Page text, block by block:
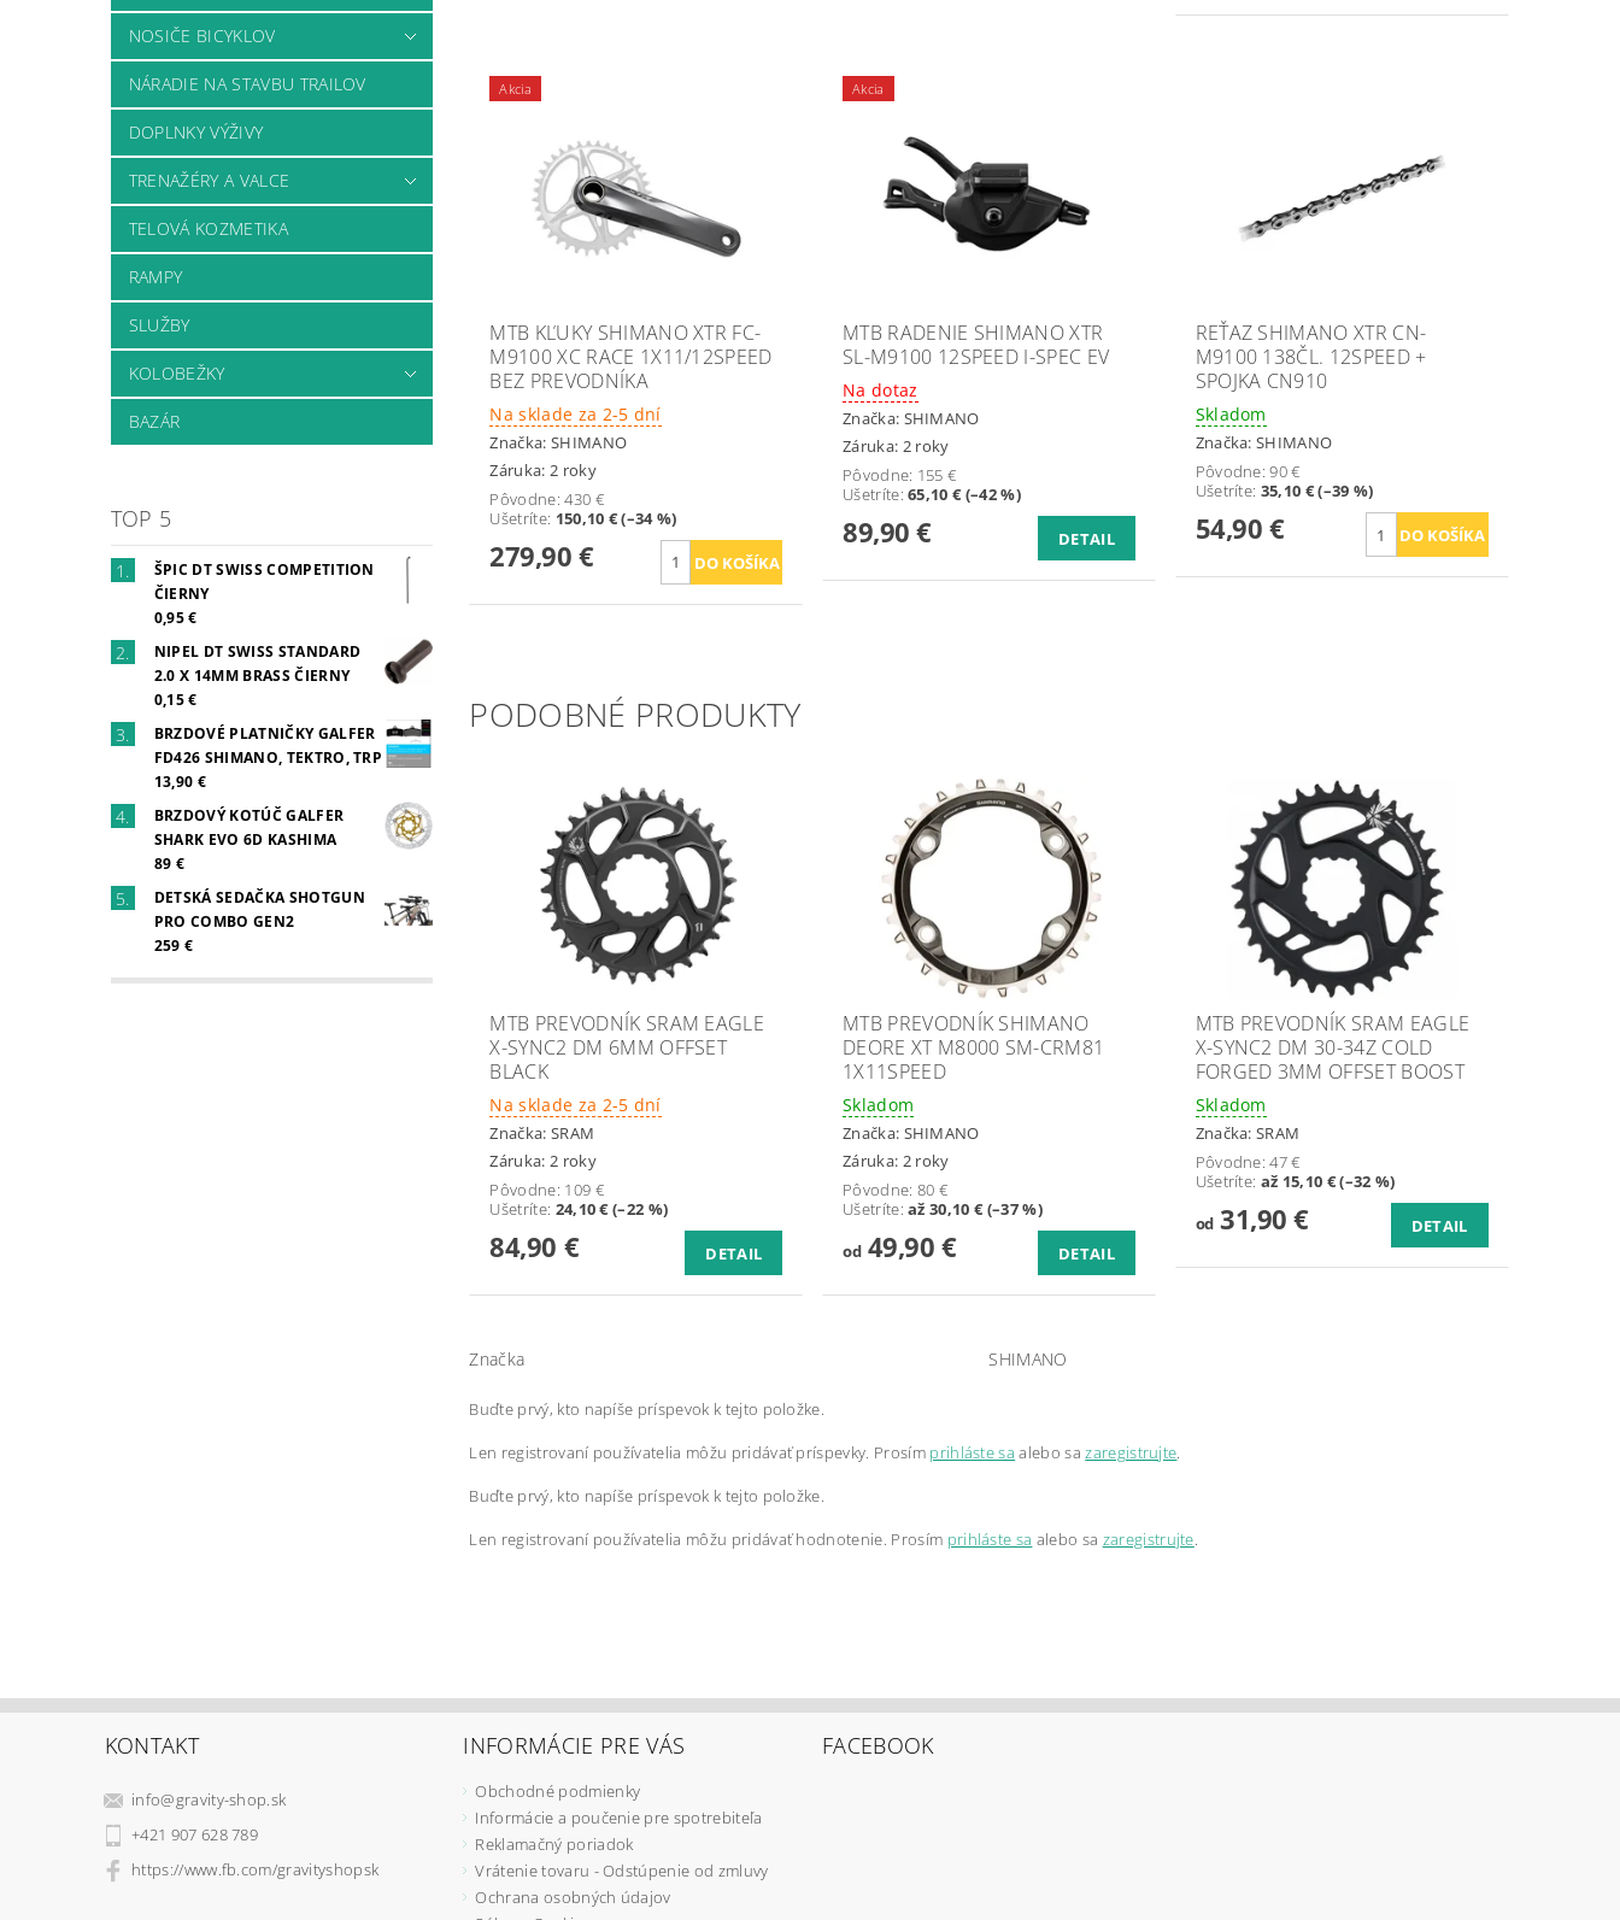
NOSIČE BICYKLOV
NÁRADIE NA STAVBU TRAILOV
DOPLNKY VÝŽIVY
TRENAŽÉRY A VALCE
TELOVÁ KOZMETIKA
RAMPY
SLUŽBY
KOLOBEŽKY
BAZÁR
TOP 5
ŠPIC DT SWISS COMPETITION
ČIERNY
0,95 €
NIPEL DT SWISS STANDARD
2.0 X 14MM BRASS ČIERNY
0,15 €
BRZDOVÉ PLATNIČKY GALFER
FD426 SHIMANO, TEKTRO, TRP
13,90 €
BRZDOVÝ KOTÚČ GALFER
SHARK EVO 6D KASHIMA
89 €
DETSKÁ SEDAČKA SHOTGUN
PRO COMBO GEN2
259 €
Akcia
MTB KĽUKY SHIMANO XTR FC-
M9100 XC RACE 1X11/12SPEED
BEZ PREVODNÍKA
Na sklade za 2-5 dní
Značka: SHIMANO
Záruka: 2 roky
Pôvodne:430 €
Ušetríte: 150,10 € (–34 %)
279,90 €
Akcia
MTB RADENIE SHIMANO XTR
SL-M9100 12SPEED I-SPEC EV
Na dotaz
Značka: SHIMANO
Záruka: 2 roky
Pôvodne: 155 €
Ušetríte:65,10 € (–42 %)
89,90 € DETAIL
REŤAZ SHIMANO XTR CN-
M9100 138ČL. 12SPEED +
SPOJKA CN910
Skladom
Značka:SHIMANO
Pôvodne:90 €
Ušetríte: 35,10 € (–39 %)
54,90 €
PODOBNÉ PRODUKTY
MTB PREVODNÍK SRAM EAGLE
X-SYNC2 DM 6MM OFFSET
BLACK
Na sklade za 2-5 dní
Značka: SRAM
Záruka: 2 roky
Pôvodne: 109 €
Ušetríte: 24,10 € (–22 %)
84,90 € DETAIL
MTB PREVODNÍK SHIMANO
DEORE XT M8000 SM-CRM81
1X11SPEED
Skladom
Značka: SHIMANO
Záruka: 2 roky
Pôvodne: 80 €
Ušetríte:až 30,10 € (–37 %)
od49,90 € DETAIL
MTB PREVODNÍK SRAM EAGLE
X-SYNC2 DM 30-34Z COLD
FORGED 3MM OFFSET BOOST
Skladom
Značka:SRAM
Pôvodne:47 €
Ušetríte: až 15,10 € (–32 %)
od31,90 € DETAIL
Značka SHIMANO
Buďte prvý, kto napíše príspevok k tejto položke.
Len registrovaní používatelia môžu pridávať príspevky. Prosím prihláste sa alebo sazaregistrujte.
Buďte prvý, kto napíše príspevok k tejto položke.
Len registrovaní používatelia môžu pridávať hodnotenie. Prosím prihláste sa alebo sa zaregistrujte.
KONTAKT
info@gravity-shop.sk
+421 907 628 789
https://www.fb.com/gravityshopsk
INFORMÁCIE PRE VÁS
Obchodné podmienky
Informácie a poučenie pre spotrebiteľa
Reklamačný poriadok
Vrátenie tovaru - Odstúpenie od zmluvy
Ochrana osobných údajov
FACEBOOK